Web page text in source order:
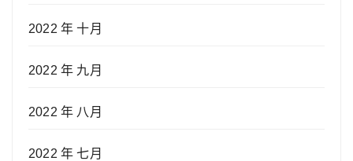
2022 年 十月
2022 年 九月
2022 年 八月
2022 年 七月